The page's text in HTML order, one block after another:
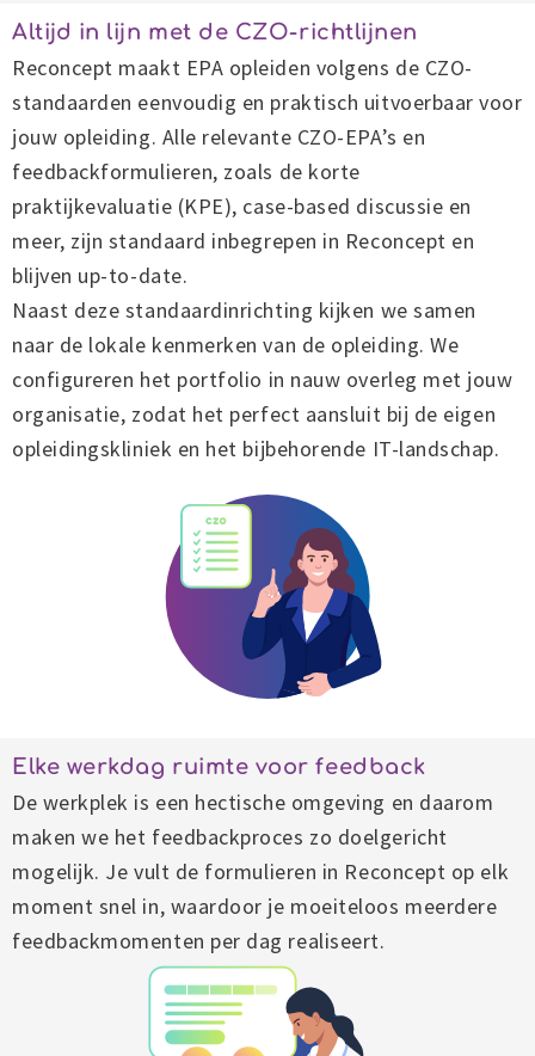
Altijd in lijn met de CZO-richtlijnen
Reconcept maakt EPA opleiden volgens de CZO-
standaarden eenvoudig en praktisch uitvoerbaar voor
jouw opleiding. Alle relevante CZO-EPA’s en
feedbackformulieren, zoals de korte
praktijkevaluatie (KPE), case-based discussie en
meer, zijn standaard inbegrepen in Reconcept en
blijven up-to-date.
Naast deze standaardinrichting kijken we samen
naar de lokale kenmerken van de opleiding. We
configureren het portfolio in nauw overleg met jouw
organisatie, zodat het perfect aansluit bij de eigen
opleidingskliniek en het bijbehorende IT-landschap.
Elke werkdag ruimte voor feedback
De werkplek is een hectische omgeving en daarom
maken we het feedbackproces zo doelgericht
mogelijk. Je vult de formulieren in Reconcept op elk
moment snel in, waardoor je moeiteloos meerdere
feedbackmomenten per dag realiseert.